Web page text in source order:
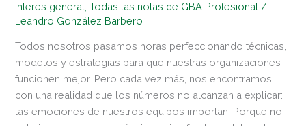
Interés general ,Todas las notas de GBA Profesional /
Leandro González Barbero
Todos nosotros pasamos horas perfeccionando técnicas,
modelos y estrategias para que nuestras organizaciones
funcionen mejor. Pero cada vez más, nos encontramos
con una realidad que los números no alcanzan a explicar:
las emociones de nuestros equipos importan. Porque no